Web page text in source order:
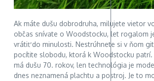
Ak máte dušu dobrodruha, milujete vietor
občas snívate o Woodstocku, let rogalom
vrátiť do minulosti. Nestrúhnete si v ňom
pocítite slobodu, ktorá k Woodstocku
má dušu 70. rokov, len technológia je
dnes neznamená plachtu a postroj. Je to